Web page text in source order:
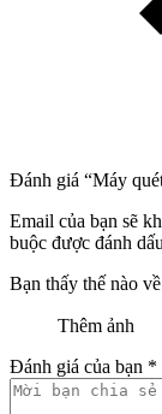
Đánh giá “Máy
Email của bạn sẽ
buộc được đánh dấu
Bạn thấy thế nào
Thêm ảnh
Đánh giá của bạn *